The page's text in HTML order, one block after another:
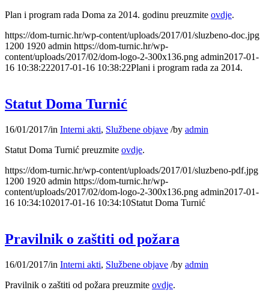
Plan i program rada Doma za 2014. godinu preuzmite ovdje.
https://dom-turnic.hr/wp-content/uploads/2017/01/sluzbeno-doc.jpg
1200 1920 admin https://dom-turnic.hr/wp-
content/uploads/2017/02/dom-logo-2-300x136.png admin2017-01-
16 10:38:222017-01-16 10:38:22Plani i program rada za 2014.
Statut Doma Turnić
16/01/2017/in Interni akti, Službene objave /by admin
Statut Doma Turnić preuzmite ovdje.
https://dom-turnic.hr/wp-content/uploads/2017/01/sluzbeno-pdf.jpg
1200 1920 admin https://dom-turnic.hr/wp-
content/uploads/2017/02/dom-logo-2-300x136.png admin2017-01-
16 10:34:102017-01-16 10:34:10Statut Doma Turnić
Pravilnik o zaštiti od požara
16/01/2017/in Interni akti, Službene objave /by admin
Pravilnik o zaštiti od požara preuzmite ovdje.